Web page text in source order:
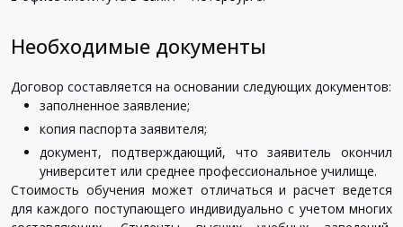
Необходимые документы
Договор составляется на основании следующих документов:
заполненное заявление;
копия паспорта заявителя;
документ, подтверждающий, что заявитель
окончил
университет или среднее профессиональное училище.
Стоимость обучения может отличаться и расчет ведется
для каждого поступающего индивидуально с учетом многих